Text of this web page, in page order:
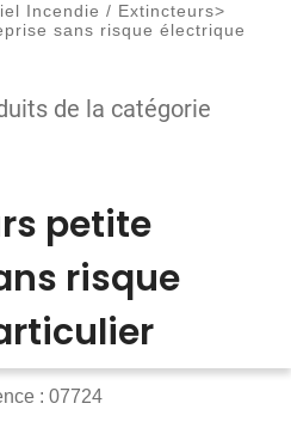
Incendie / Extincteurs>
sans risque électrique
de la catégorie
petite
risque
: 07724